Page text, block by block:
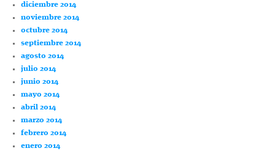
diciembre 2014
noviembre 2014
octubre 2014
septiembre 2014
agosto 2014
julio 2014
junio 2014
mayo 2014
abril 2014
marzo 2014
febrero 2014
enero 2014